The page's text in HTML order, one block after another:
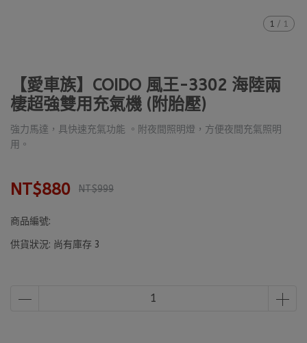
1 / 1
【愛車族】COIDO 風王-3302 海陸兩
棲超強雙用充氣機 (附胎壓)
強力馬達，具快速充氣功能 。附夜間照明燈，方便夜間充氣照明
用。
NT$880 NT$999
商品編號:
供貨狀況: 尚有庫存 3